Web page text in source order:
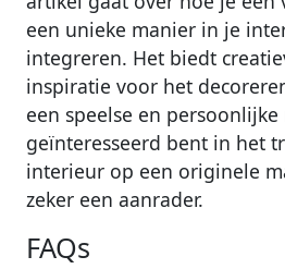
een unieke manier in je
integreren. Het biedt
inspiratie voor het
een speelse en persoonlijke
geïnteresseerd bent in het
interieur op een originele
zeker een aanrader.
FAQs